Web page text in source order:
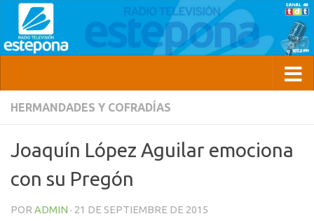
HERMANDADES Y COFRADÍAS
Joaquín López Aguilar emociona
con su Pregón
POR ADMIN · 21 DE SEPTIEMBRE DE 2015